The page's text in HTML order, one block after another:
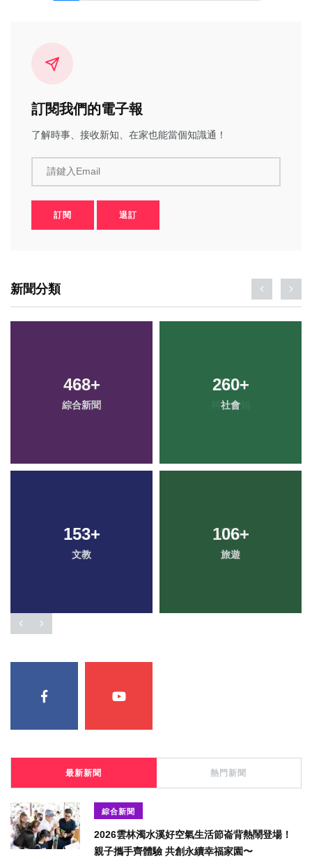
訂閱我們的電子報
了解時事、接收新知、在家也能當個知識通！
請鍵入Email
訂閱 退訂
新聞分類
468+
綜合新聞
260+
社會
153+
文教
106+
旅遊
最新新聞 熱門新聞
綜合新聞
2026雲林濁水溪好空氣生活節崙背熱鬧登場！
親子攜手齊體驗 共創永續幸福家園〜